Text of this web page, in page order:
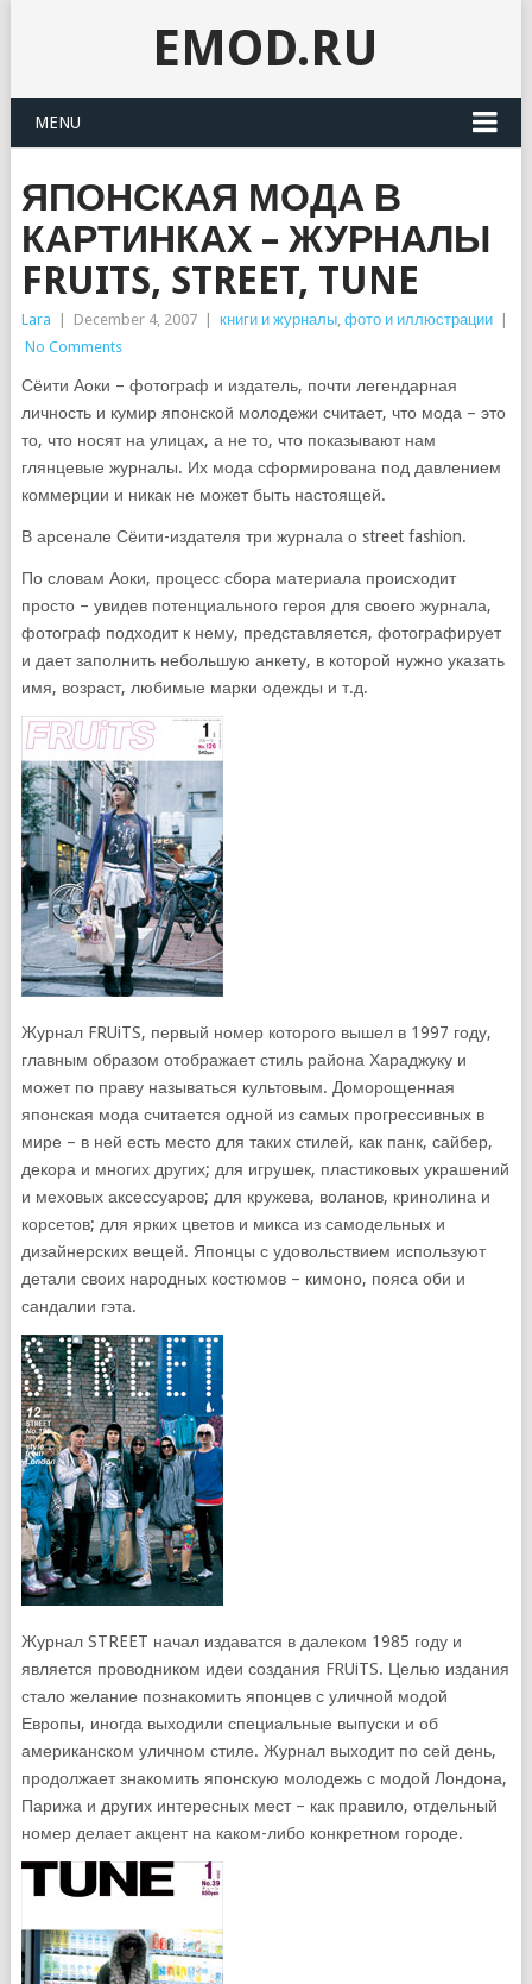
EMOD.RU
MENU
ЯПОНСКАЯ МОДА В
КАРТИНКАХ – ЖУРНАЛЫ
FRUITS, STREET, TUNE
Lara December 4, 2007 книги и журналы, фото и иллюстрации
No Comments
Сёити Аоки – фотограф и издатель, почти легендарная
личность и кумир японской молодежи считает, что мода – это
то, что носят на улицах, а не то, что показывают нам
глянцевые журналы. Их мода сформирована под давлением
коммерции и никак не может быть настоящей.
В арсенале Сёити-издателя три журнала о street fashion.
По словам Аоки, процесс сбора материала происходит
просто – увидев потенциального героя для своего журнала,
фотограф подходит к нему, представляется, фотографирует
и дает заполнить небольшую анкету, в которой нужно указать
имя, возраст, любимые марки одежды и т.д.
Журнал FRUiTS, первый номер которого вышел в 1997 году,
главным образом отображает стиль района Хараджуку и
может по праву называться культовым. Доморощенная
японская мода считается одной из самых прогрессивных в
мире – в ней есть место для таких стилей, как панк, сайбер,
декора и многих других; для игрушек, пластиковых украшений
и меховых аксессуаров; для кружева, воланов, кринолина и
корсетов; для ярких цветов и микса из самодельных и
дизайнерских вещей. Японцы с удовольствием используют
детали своих народных костюмов – кимоно, пояса оби и
сандалии гэта.
Журнал STREET начал издаватся в далеком 1985 году и
является проводником идеи создания FRUiTS. Целью издания
стало желание познакомить японцев с уличной модой
Европы, иногда выходили специальные выпуски и об
американском уличном стиле. Журнал выходит по сей день,
продолжает знакомить японскую молодежь с модой Лондона,
Парижа и других интересных мест – как правило, отдельный
номер делает акцент на каком-либо конкретном городе.